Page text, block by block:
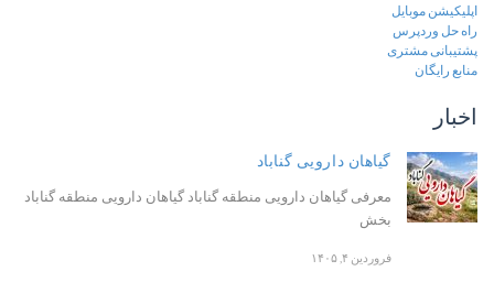
اپلیکیشن موبایل
راه حل وردپرس
پشتیبانی مشتری
منابع رایگان
اخبار
گیاهان دارویی گناباد
معرفی گیاهان دارویی منطقه گناباد گیاهان دارویی منطقه گناباد
بخش
فروردین ۴, ۱۴۰۵